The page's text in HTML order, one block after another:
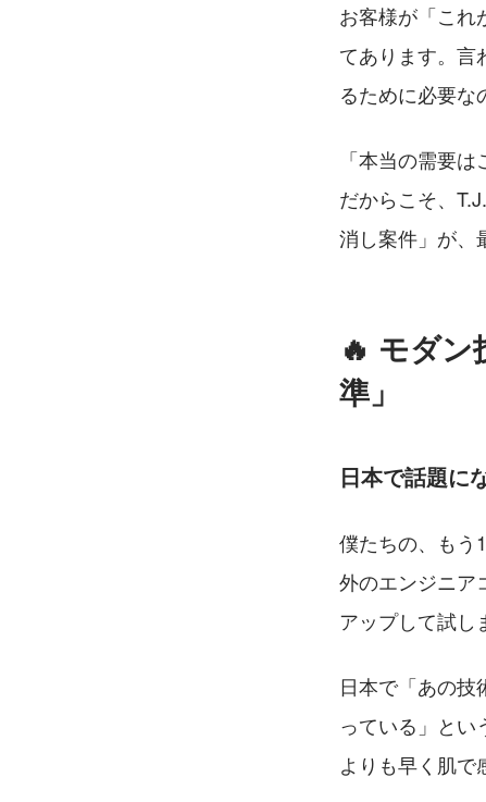
お客様が「これ
てあります。言
るために必要な
「本当の需要
だからこそ、
消し案件」が、
🔥 モダ
準」
日本で話題に
僕たちの、もう
外のエンジニア
アップして試し
日本で「あの技
っている」とい
よりも早く肌で